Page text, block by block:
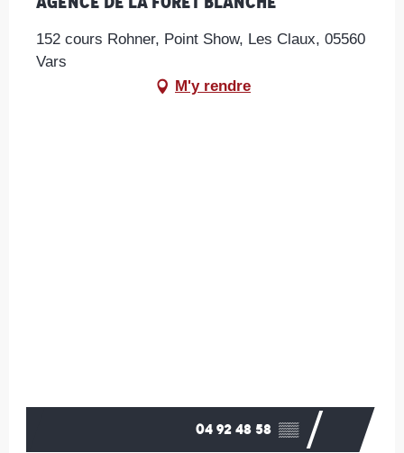
152 cours Rohner, Point Show, Les Claux, 05560
Vars
M'y rendre
04 92 48 58 ▒▒